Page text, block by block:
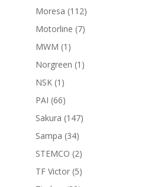
productos
Moresa 112112
productos
Motorline 77
MWM 1 1
producto
Norgreen 1 1
NSK 1 1
producto
PAI 6666
productos
Sakura 147147
Sampa 3434
productos
STEMCO 22
productos
TF Victor 55
productos